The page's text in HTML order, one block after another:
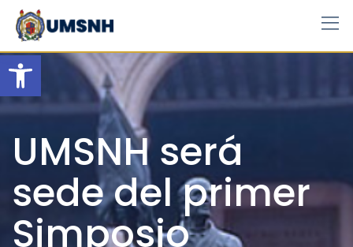
Open toolbar
Skip
content
UMSNH será
sede del primer
Simposio